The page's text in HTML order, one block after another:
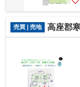
売買 | 売地 高座郡寒